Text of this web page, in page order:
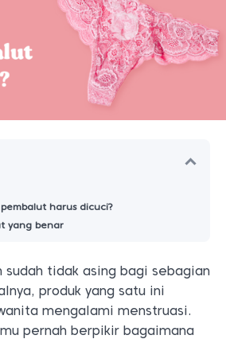
harus dicuci?
yang benar
sudah tidak asing bagi sebagian
produk yang satu ini
mengalami menstruasi.
pernah berpikir bagaimana